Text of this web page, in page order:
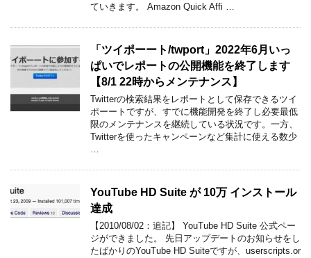
ていきます。 Amazon Quick Affi …
「ツイポーート/twport」2022年6月いっ
ぱいでレポートの公開機能を終了します
【8/1 22時からメンテナンス】
Twitterの検索結果をレポートとして保存できるツイ
ポーートですが、すでに機能開発を終了し必要最低
限のメンテナンスを継続している状況です。一方、
Twitterを使ったキャンペーンなど集計に使える数少
…
YouTube HD Suite が 10万 インストール
達成
【2010/08/02：追記】 YouTube HD Suite 公式ペー
ジができました。 先日アップデートのお知らせをし
たばかりのYouTube HD Suiteですが、userscripts.or